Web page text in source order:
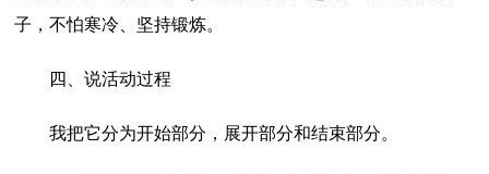
子，不怕寒冷、坚持锻炼。
四、说活动过程
我把它分为开始部分，展开部分和结束部分。